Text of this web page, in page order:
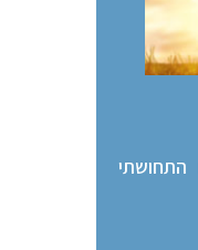
התחושתי